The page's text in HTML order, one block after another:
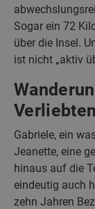
Sogar ein 72
über die Insel.
ist nicht „aktiv
Verliebten
Gabriele, ein
Jeanette, eine
hinaus auf die
eindeutig auch
zehn Jahren